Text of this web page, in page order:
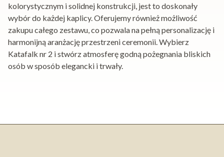
kolorystycznym i solidnej konstrukcji, jest to doskonały
wybór do każdej kaplicy. Oferujemy również możliwość
zakupu całego zestawu, co pozwala na pełną personalizację i
harmonijną aranżację przestrzeni ceremonii. Wybierz
Katafalk nr 2 i stwórz atmosferę godną pożegnania bliskich
osób w sposób elegancki i trwały.